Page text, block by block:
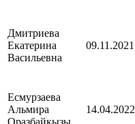
Дмитриева
Екатерина
Васильевна
09.11.2021
Есмурзаева
Альмира
Оразбайқызы
14.04.2022